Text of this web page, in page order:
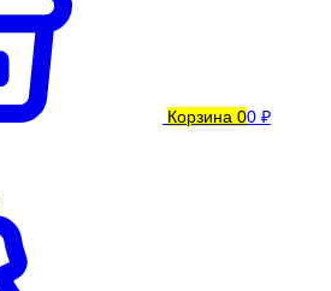
Корзина 00 ₽